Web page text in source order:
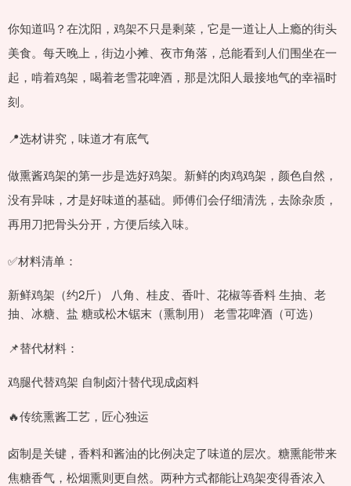
你知道吗？在沈阳，鸡架不只是剩菜，它是一道让人上瘾的街头
美食。每天晚上，街边小摊、夜市角落，总能看到人们围坐在一
起，啃着鸡架，喝着老雪花啤酒，那是沈阳人最接地气的幸福时
刻。
📍选材讲究，味道才有底气
做熏酱鸡架的第一步是选好鸡架。新鲜的肉鸡鸡架，颜色自然，
没有异味，才是好味道的基础。师傅们会仔细清洗，去除杂质，
再用刀把骨头分开，方便后续入味。
✅材料清单：
新鲜鸡架（约2斤） 八角、桂皮、香叶、花椒等香料 生抽、老
抽、冰糖、盐 糖或松木锯末（熏制用） 老雪花啤酒（可选）
📌替代材料：
鸡腿代替鸡架 自制卤汁替代现成卤料
🔥传统熏酱工艺，匠心独运
卤制是关键，香料和酱油的比例决定了味道的层次。糖熏能带来
焦糖香气，松烟熏则更自然。两种方式都能让鸡架变得香浓入